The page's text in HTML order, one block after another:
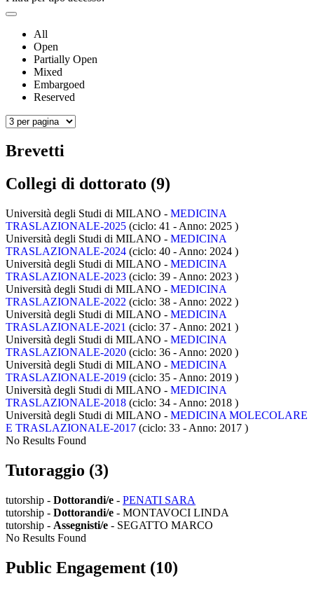
All
Open
Partially Open
Mixed
Embargoed
Reserved
Brevetti
Collegi di dottorato (9)
Università degli Studi di MILANO - MEDICINA
TRASLAZIONALE-2025 (ciclo: 41 - Anno: 2025 )
Università degli Studi di MILANO - MEDICINA
TRASLAZIONALE-2024 (ciclo: 40 - Anno: 2024 )
Università degli Studi di MILANO - MEDICINA
TRASLAZIONALE-2023 (ciclo: 39 - Anno: 2023 )
Università degli Studi di MILANO - MEDICINA
TRASLAZIONALE-2022 (ciclo: 38 - Anno: 2022 )
Università degli Studi di MILANO - MEDICINA
TRASLAZIONALE-2021 (ciclo: 37 - Anno: 2021 )
Università degli Studi di MILANO - MEDICINA
TRASLAZIONALE-2020 (ciclo: 36 - Anno: 2020 )
Università degli Studi di MILANO - MEDICINA
TRASLAZIONALE-2019 (ciclo: 35 - Anno: 2019 )
Università degli Studi di MILANO - MEDICINA
TRASLAZIONALE-2018 (ciclo: 34 - Anno: 2018 )
Università degli Studi di MILANO - MEDICINA MOLECOLARE
E TRASLAZIONALE-2017 (ciclo: 33 - Anno: 2017 )
No Results Found
Tutoraggio (3)
tutorship - Dottorandi/e - PENATI SARA
tutorship - Dottorandi/e - MONTAVOCI LINDA
tutorship - Assegnisti/e - SEGATTO MARCO
No Results Found
Public Engagement (10)